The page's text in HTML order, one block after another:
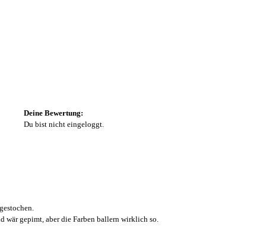
Deine Bewertung:
Du bist nicht eingeloggt.
wär gepimt, aber die Farben ballern wirklich so.